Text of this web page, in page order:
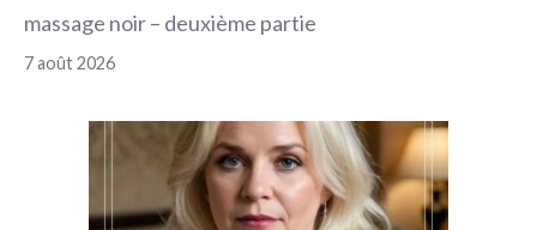
massage noir – deuxième partie
7 août 2026